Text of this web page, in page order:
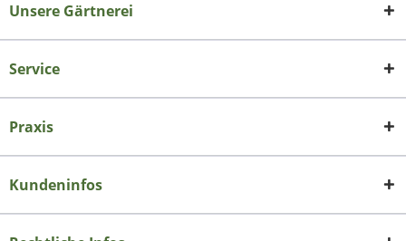
Unsere Gärtnerei
Service
Praxis
Kundeninfos